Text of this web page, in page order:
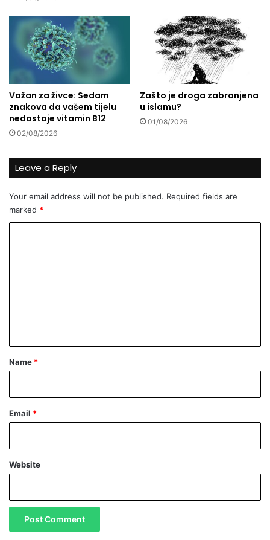
t
i
h
a
r
i
.
Važan za živce: Sedam
znakova da vašem tijelu
nedostaje vitamin B12
02/08/2026
Zašto je droga zabranjena
u islamu?
01/08/2026
Leave a Reply
Your email address will not be published. Required fields are
marked *
*
Name *
Email *
Website